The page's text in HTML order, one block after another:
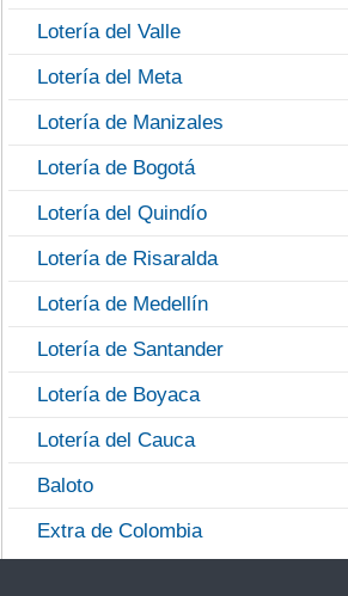
Lotería del Valle
Lotería del Meta
Lotería de Manizales
Lotería de Bogotá
Lotería del Quindío
Lotería de Risaralda
Lotería de Medellín
Lotería de Santander
Lotería de Boyaca
Lotería del Cauca
Baloto
Extra de Colombia